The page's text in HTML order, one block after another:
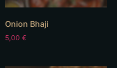
Onion Bhaji
5,00 €